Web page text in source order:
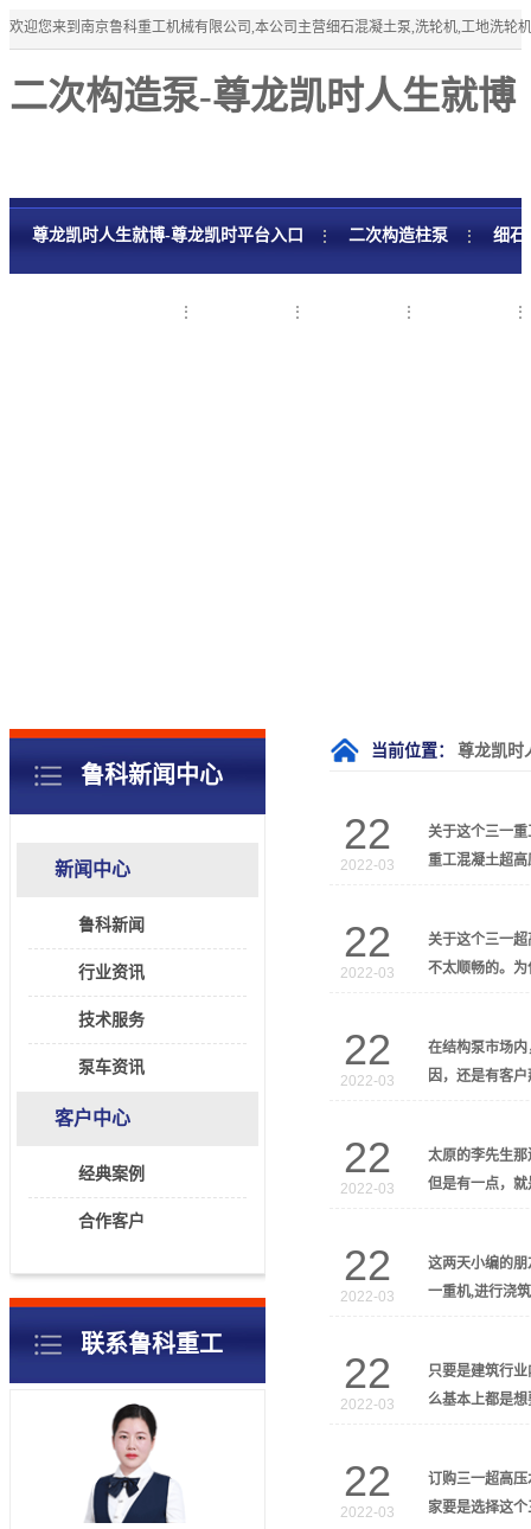
欢迎您来到南京鲁科重工机械有限公司,本公司主营细石混凝土泵,洗轮机,工地洗轮
二次构造泵-尊龙凯时人生就博
尊龙凯时人生就博-尊龙凯时平台入口 二次构造柱泵 细石
当前位置： 尊龙凯时
22
2022-03
关于这个三一
重工混凝土超
22
2022-03
关于这个三一
不太顺畅的。
22
2022-03
在结构泵市场
因，还是有客
22
2022-03
太原的李先生
但是有一点，
22
2022-03
这两天小编的
一重机,进行浇
22
2022-03
只要是建筑行
么基本上都是
22
2022-03
订购三一超高
家要是选择这
鲁科新闻中心
新闻中心
鲁科新闻
行业资讯
技术服务
泵车资讯
客户中心
经典案例
合作客户
联系鲁科重工